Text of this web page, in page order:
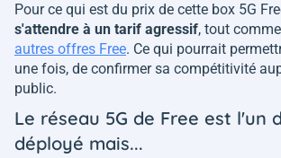
Pour ce qui est du prix de cette box 5G
s'attendre à un tarif agressif, tout comme
autres offres Free. Ce qui pourrait
une fois, de confirmer sa compétitivité
public.
Le réseau 5G de Free est l'un
déployé mais...